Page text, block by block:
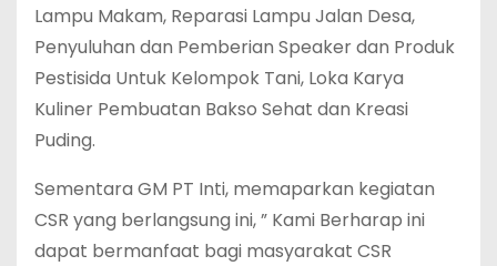
Lampu Makam, Reparasi Lampu Jalan Desa,
Penyuluhan dan Pemberian Speaker dan Produk
Pestisida Untuk Kelompok Tani, Loka Karya
Kuliner Pembuatan Bakso Sehat dan Kreasi
Puding.
Sementara GM PT Inti, memaparkan kegiatan
CSR yang berlangsung ini, ” Kami Berharap ini
dapat bermanfaat bagi masyarakat CSR